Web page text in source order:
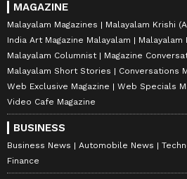
MAGAZINE
Malayalam Magazines
Malayalam Krishi
India Art Magazine Malayalam
Malayalam
Malayalam Columnist
Magazine
Malayalam Short Stories
Conversations
Web Exclusive Magazine
Web Specials
Video Cafe Magazine
BUSINESS
Business News Automobile News
Finance